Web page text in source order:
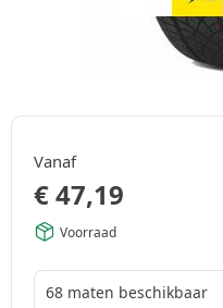
Vanaf
€47,19
Voorraad
68 maten beschikbaar